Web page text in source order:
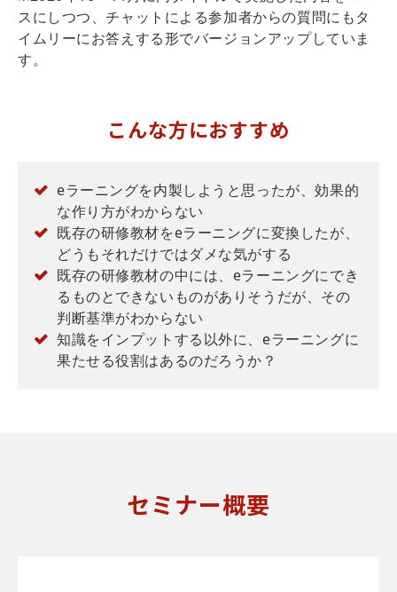
スにしつつ、チャットによる参加者からの質問にもタ
イムリーにお答えする形でバージョンアップしていま
す。
こんな方におすすめ
eラーニングを内製しようと思ったが、効果的
な作り方がわからない
既存の研修教材をeラーニングに変換したが、
どうもそれだけではダメな気がする
既存の研修教材の中には、eラーニングにでき
るものとできないものがありそうだが、その
判断基準がわからない
知識をインプットする以外に、eラーニングに
果たせる役割はあるのだろうか？
セミナー概要